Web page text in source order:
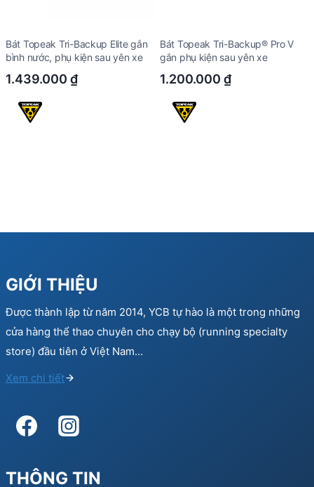
Bát Topeak Tri-Backup Elite gắn
bình nước, phụ kiện sau yên xe
1.439.000 ₫
Bát Topeak Tri-Backup® Pro V
gắn phụ kiện sau yên xe
1.200.000 ₫
GIỚI THIỆU
Được thành lập từ năm 2014, YCB tự hào là một trong những
cửa hàng thể thao chuyên cho chạy bộ (running specialty
store) đầu tiên ở Việt Nam…
Xem chi tiết
THÔNG TIN